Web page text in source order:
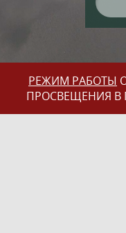
РЕЖИМ РАБОТЫ
ПРОСВЕЩЕНИЯ В